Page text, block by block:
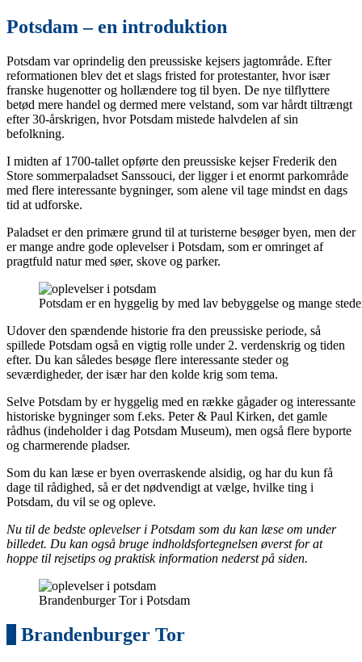
Potsdam – en introduktion
Potsdam var oprindelig den preussiske kejsers jagtområde. Efter
reformationen blev det et slags fristed for protestanter, hvor især
franske hugenotter og hollændere tog til byen. De nye tilflyttere
betød mere handel og dermed mere velstand, som var hårdt tiltrængt
efter 30-årskrigen, hvor Potsdam mistede halvdelen af sin
befolkning.
I midten af 1700-tallet opførte den preussiske kejser Frederik den
Store sommerpaladset Sanssouci, der ligger i et enormt parkområde
med flere interessante bygninger, som alene vil tage mindst en dags
tid at udforske.
Paladset er den primære grund til at turisterne besøger byen, men der
er mange andre gode oplevelser i Potsdam, som er omringet af
pragtfuld natur med søer, skove og parker.
Potsdam er en hyggelig by med lav bebyggelse og mange
Udover den spændende historie fra den preussiske periode, så
spillede Potsdam også en vigtig rolle under 2. verdenskrig og tiden
efter. Du kan således besøge flere interessante steder og
seværdigheder, der især har den kolde krig som tema.
Selve Potsdam by er hyggelig med en række gågader og interessante
historiske bygninger som f.eks. Peter & Paul Kirken, det gamle
rådhus (indeholder i dag Potsdam Museum), men også flere byporte
og charmerende pladser.
Som du kan læse er byen overraskende alsidig, og har du kun få
dage til rådighed, så er det nødvendigt at vælge, hvilke ting i
Potsdam, du vil se og opleve.
Nu til de bedste oplevelser i Potsdam som du kan læse om under
billedet. Du kan også bruge indholdsfortegnelsen øverst for at
hoppe til rejsetips og praktisk information nederst på siden.
Brandenburger Tor i Potsdam
Brandenburger Tor